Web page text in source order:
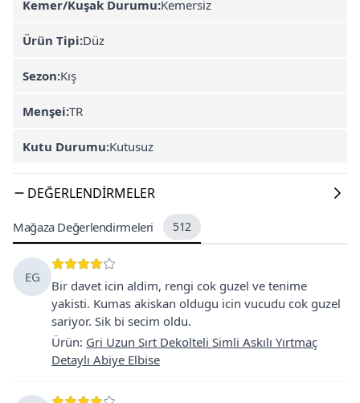
Kemer/Kuşak Durumu:Kemersiz
Ürün Tipi:Düz
Sezon:Kış
Menşei:TR
Kutu Durumu:Kutusuz
DEĞERLENDIRMELER
Mağaza Değerlendirmeleri 512
EG
Bir davet icin aldim, rengi cok guzel ve tenime
yakisti. Kumas akiskan oldugu icin vucudu cok guzel
sariyor. Sik bi secim oldu.
Ürün: Gri Uzun Sırt Dekolteli Simli Askılı Yırtmaç
Detaylı Abiye Elbise